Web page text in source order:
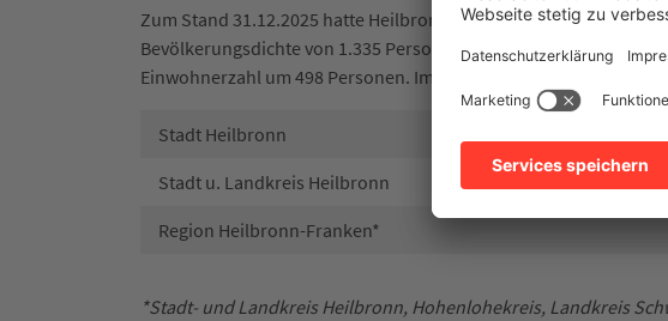
Zum Stand 31.12.2025 hatte Heilbronn 133.360 Einwohnerinnen
Bevölkerungsdichte von 1.335 Personen je Quadratkilometer.
Einwohnerzahl um 498 Personen. Im Landesvergleich Baden-
Stadt Heilbronn
Stadt u. Landkreis Heilbronn
Region Heilbronn-Franken*
*Stadt- und Landkreis Heilbronn, Hohenlohekreis, Landkreis